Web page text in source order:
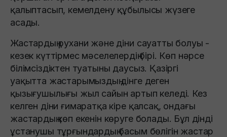
қалыптасып, кемелдену құбылысы жүзеге
асады.
Жастардың рухани және діни сауатты болуы -
кезек күттірмес мәселелердің бірі. Көп нәрсе
білімсіздіктен туатыны даусыз. Қазіргі
уақытта жастарымыздың дінге деген
қызығушылығы жыл сайын артып келеді. Кез
келген діни ғимаратқа кіре қалсақ, ондағы
жастардың көп екенін көруге болады. Бұл дінді
ұстанушы тұрғындардың басым бөлігін жастар